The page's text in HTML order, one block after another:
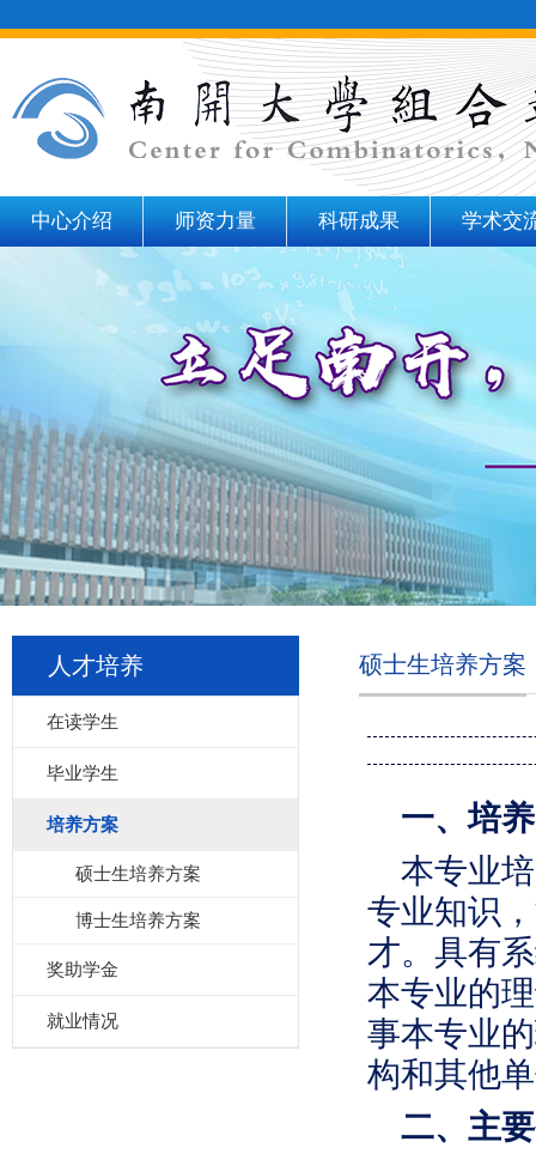
中心介绍 师资力量 科研成果 学术交
人才培养
在读学生
毕业学生
培养方案
硕士生培养方案
博士生培养方案
奖助学金
就业情况
硕士生培养方案
一、培
本专业
专业知识
才。具有
本专业的
事本专业
构和其他
二、主